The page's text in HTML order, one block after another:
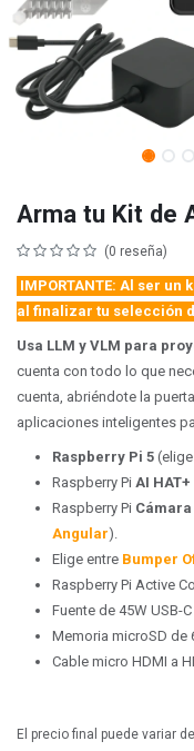
Arma tu Kit de
(0 reseña)
IMPORTANTE: Al ser
al finalizar tu selección
Usa LLM y VLM para
cuenta con todo lo que
cuenta, abriéndote la
aplicaciones inteligentes
Raspberry Pi 5
Raspberry Pi AI HAT+
Raspberry Pi
Angular).
Elige entre Bumper
Raspberry Pi Active
Fuente de 45W USB-
Memoria microSD de
Cable micro HDMI a
El precio final puede variar